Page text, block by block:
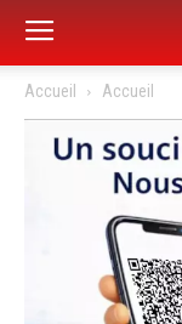
Accueil Accueil